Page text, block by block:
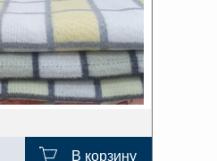
В корзину